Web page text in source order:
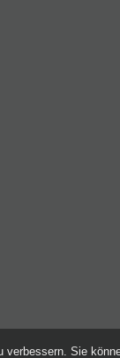
verbessern. Sie